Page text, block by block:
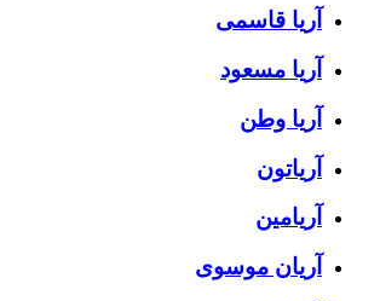
آریا قاسمی
آریا مسعود
آریا وطن
آریاتون
آریامین
آریان موسوی